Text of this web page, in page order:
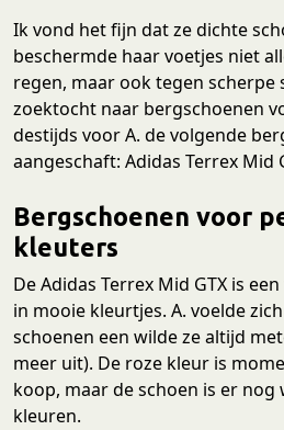
Ik vond het fijn dat ze dichte
beschermde haar voetjes niet
regen, maar ook tegen scherpe
zoektocht naar bergschoenen
destijds voor A. de volgende
aangeschaft: Adidas Terrex Mid
Bergschoenen voor
kleuters
De Adidas Terrex Mid GTX is
in mooie kleurtjes. A. voelde
schoenen een wilde ze altijd
meer uit). De roze kleur is
koop, maar de schoen is er nog
kleuren.